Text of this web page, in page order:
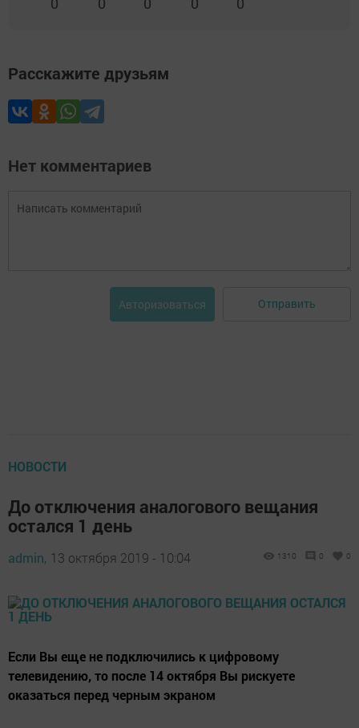
Расскажите друзьям
Нет комментариев
Авторизоваться Отправить
НОВОСТИ
До отключения аналогового вещания
остался 1 день
admin, 13 октября 2019 - 10:04 1310 0 0
Если Вы еще не подключились к цифровому
телевидению, то после 14 октября Вы рискуете
оказаться перед черным экраном